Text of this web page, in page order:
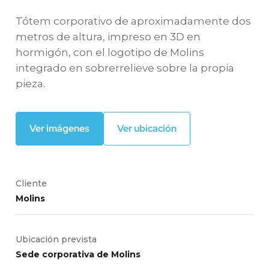
Tótem corporativo de aproximadamente dos
metros de altura, impreso en 3D en
hormigón, con el logotipo de Molins
integrado en sobrerrelieve sobre la propia
pieza.
Ver imágenes Ver ubicación
Cliente
Molins
Ubicación prevista
Sede corporativa de Molins